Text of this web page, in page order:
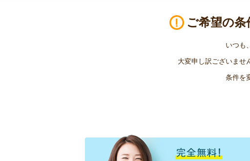
ご希望の条
いつも
大変申し訳ございませ
条件を